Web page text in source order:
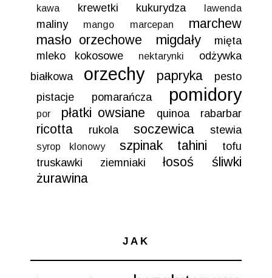
kawa krewetki kukurydza lawenda
maliny mango marcepan
marchew
masło orzechowe
migdały
mięta
mleko kokosowe
nektarynki
odżywka
białkowa
orzechy papryka
pesto
pistacje
pomarańcza pomidory
por płatki owsiane quinoa rabarbar
ricotta rukola soczewica stewia
syrop klonowy szpinak tahini
tofu
truskawki
ziemniaki łosoś
śliwki
żurawina
JAK